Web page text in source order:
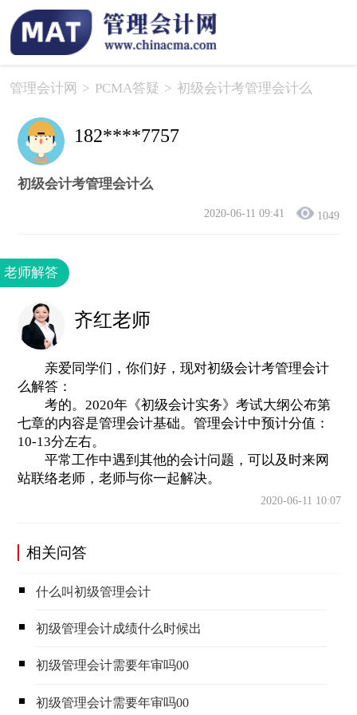
管理会计网 > PCMA答疑 > 初级会计考管理会计么
182****7757
初级会计考管理会计么
2020-06-11 09:41 1049
老师解答
齐红老师
亲爱同学们，你们好，现对初级会计考管理会计
么解答：
考的。2020年《初级会计实务》考试大纲公布第
七章的内容是管理会计基础。管理会计中预计分值：
10-13分左右。
平常工作中遇到其他的会计问题，可以及时来网
站联络老师，老师与你一起解决。
2020-06-11 10:07
相关问答
什么叫初级管理会计
初级管理会计成绩什么时候出
初级管理会计需要年审吗00
初级管理会计需要年审吗00